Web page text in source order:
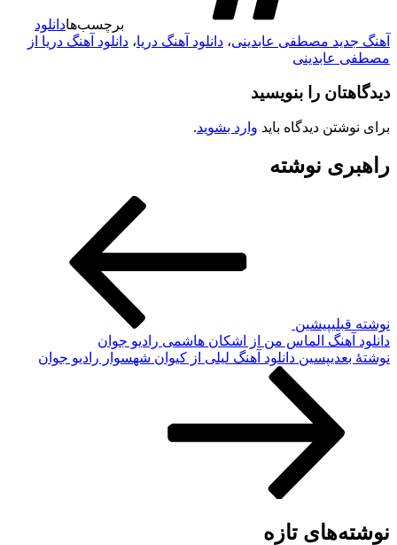
برچسب‌هادانلود
جدید مصطفی عابدینی،دانلود آهنگ دریا ،دانلود آهنگ دریا از
عابدینی
را بنویسید
نوشتن دیدگاه بایدوارد بشوید.
نوشته
قبلیپیشین
آهنگ الماس من از اشکان هاشمی رادیو جوان
بعدیپسین دانلود آهنگ لیلی از کیوان شهسوار رادیو جوان
تازه